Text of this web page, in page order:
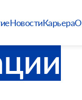
НовостиКарьераО